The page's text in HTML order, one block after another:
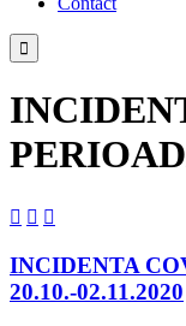

  
INCIDENTA
20.10.-02.11.2020